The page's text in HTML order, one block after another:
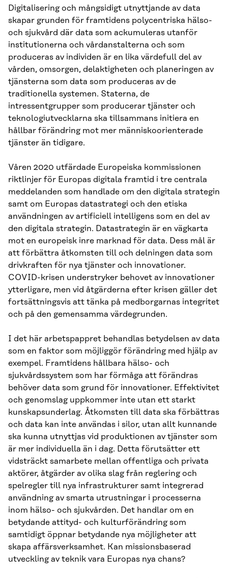
Digitalisering och mångsidigt utnyttjande av data
skapar grunden för framtidens polycentriska hälso-
och sjukvård där data som ackumuleras utanför
institutionerna och vårdanstalterna och som
produceras av individen är en lika värdefull del av
vården, omsorgen, delaktigheten och planeringen av
tjänsterna som data som produceras av de
traditionella systemen. Staterna, de
intressentgrupper som producerar tjänster och
teknologiutvecklarna ska tillsammans initiera en
hållbar förändring mot mer människoorienterade
tjänster än tidigare.
Våren 2020 utfärdade Europeiska kommissionen
riktlinjer för Europas digitala framtid i tre centrala
meddelanden som handlade om den digitala strategin
samt om Europas datastrategi och den etiska
användningen av artificiell intelligens som en del av
den digitala strategin. Datastrategin är en vägkarta
mot en europeisk inre marknad för data. Dess mål är
att förbättra åtkomsten till och delningen data som
drivkraften för nya tjänster och innovationer.
COVID-krisen understryker behovet av innovationer
ytterligare, men vid åtgärderna efter krisen gäller det
fortsättningsvis att tänka på medborgarnas integritet
och på den gemensamma värdegrunden.
I det här arbetspappret behandlas betydelsen av data
som en faktor som möjliggör förändring med hjälp av
exempel. Framtidens hållbara hälso- och
sjukvårdssystem som har förmåga att förändras
behöver data som grund för innovationer. Effektivitet
och genomslag uppkommer inte utan ett starkt
kunskapsunderlag. Åtkomsten till data ska förbättras
och data kan inte användas i silor, utan allt kunnande
ska kunna utnyttjas vid produktionen av tjänster som
är mer individuella än i dag. Detta förutsätter ett
vidsträckt samarbete mellan offentliga och privata
aktörer, åtgärder av olika slag från reglering och
spelregler till nya infrastrukturer samt integrerad
användning av smarta utrustningar i processerna
inom hälso- och sjukvården. Det handlar om en
betydande attityd- och kulturförändring som
samtidigt öppnar betydande nya möjligheter att
skapa affärsverksamhet. Kan missionsbaserad
utveckling av teknik vara Europas nya chans?